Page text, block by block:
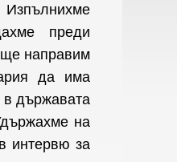
Изпълнихме
преди
ще направим
да има
в държавата
на
интервю за